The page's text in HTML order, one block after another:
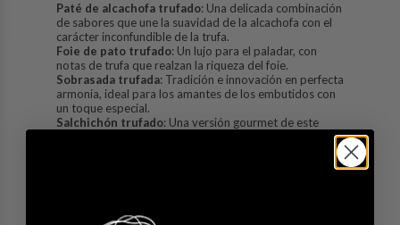
Paté de alcachofa trufado: Una delicada combinación
de sabores que une la suavidad de la alcachofa con el
carácter inconfundible de la trufa.
Foie de pato trufado: Un lujo para el paladar, con
notas de trufa que realzan la riqueza del foie.
Sobrasada trufada: Tradición e innovación en perfecta
armonía, ideal para los amantes de los embutidos con
un toque especial.
Salchichón trufado: Una versión gourmet de este
Experiencias sensoriales